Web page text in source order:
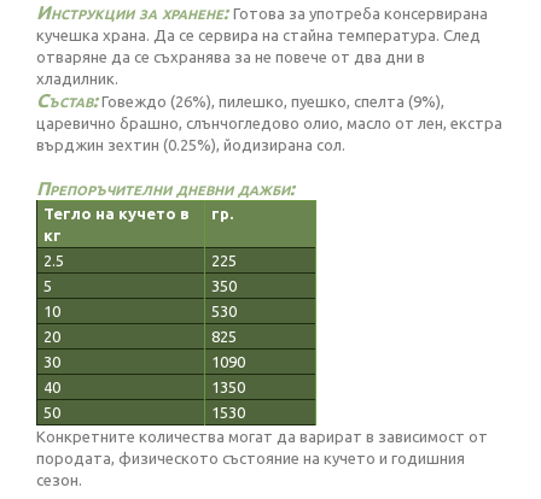
Инструкции за хранене: Готова за употреба консервирана
кучешка храна. Да се сервира на стайна температура. След
отваряне да се съхранява за не повече от два дни в
хладилник.
Състав:Говеждо (26%), пилешко, пуешко, спелта (9%),
царевично брашно, слънчогледово олио, масло от лен, екстра
върджин зехтин (0.25%), йодизирана сол.
Препоръчителни дневни дажби:
Тегло на кучето в
кг
гр.
2.5
225
5
350
10
530
20
825
30
1090
40
1350
50
1530
Конкретните количества могат да варират в зависимост от
породата, физическото състояние на кучето и годишния
сезон.